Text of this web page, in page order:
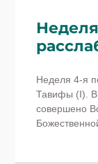
Неделя 4-я
Тавифы (I). В
совершено